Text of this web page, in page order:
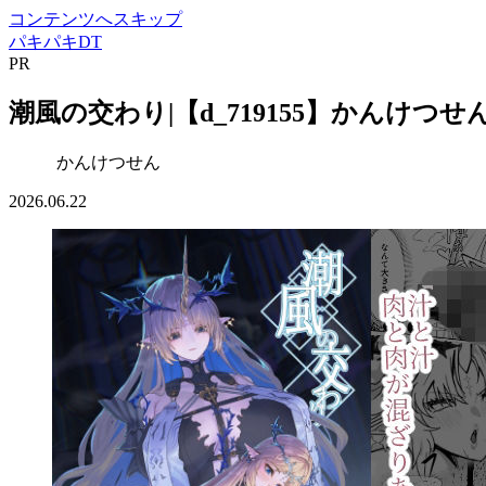
コンテンツへスキップ
パキパキDT
PR
潮風の交わり|【d_719155】かんけつせ
かんけつせん
2026.06.22